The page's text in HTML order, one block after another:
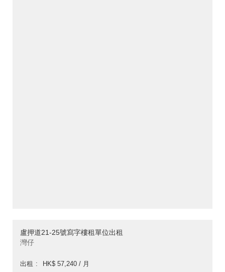
盧押道21-25號寫字樓租單位出租
灣仔
出租
HK$ 57,240 / 月